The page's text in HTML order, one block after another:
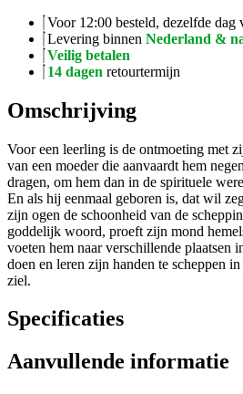
Voor 12:00 besteld, dezelfde dag
Levering binnen Nederland &
Veilig betalen
14 dagen retourtermijn
Omschrijving
Voor een leerling is de ontmoeting met
van een moeder die aanvaardt hem
dragen, om hem dan in de spirituele
En als hij eenmaal geboren is, dat wil
zijn ogen de schoonheid van de
goddelijk woord, proeft zijn mond
voeten hem naar ­verschillende plaatsen
doen en leren zijn handen te scheppen
ziel.
Specificaties
Aanvullende informatie